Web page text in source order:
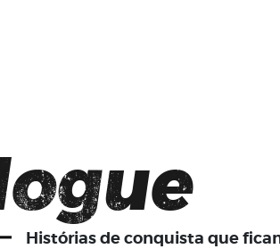
Histórias de conquista que